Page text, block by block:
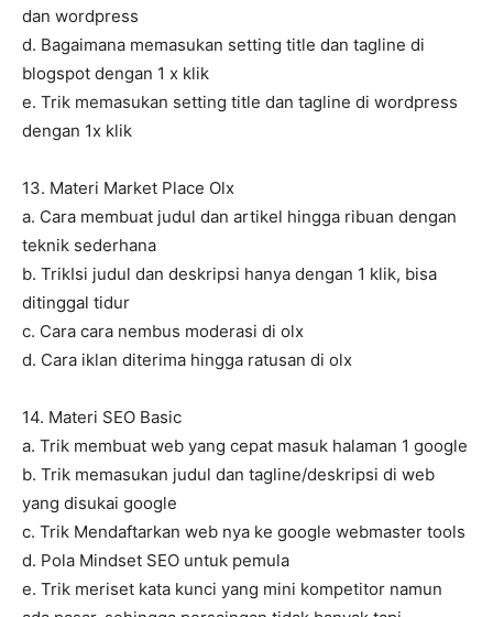
dan wordpress
d. Bagaimana memasukan setting title dan tagline di
blogspot dengan 1 x klik
e. Trik memasukan setting title dan tagline di wordpress
dengan 1x klik
13. Materi Market Place Olx
a. Cara membuat judul dan artikel hingga ribuan dengan
teknik sederhana
b. TrikIsi judul dan deskripsi hanya dengan 1 klik, bisa
ditinggal tidur
c. Cara cara nembus moderasi di olx
d. Cara iklan diterima hingga ratusan di olx
14. Materi SEO Basic
a. Trik membuat web yang cepat masuk halaman 1 google
b. Trik memasukan judul dan tagline/deskripsi di web
yang disukai google
c. Trik Mendaftarkan web nya ke google webmaster tools
d. Pola Mindset SEO untuk pemula
e. Trik meriset kata kunci yang mini kompetitor namun